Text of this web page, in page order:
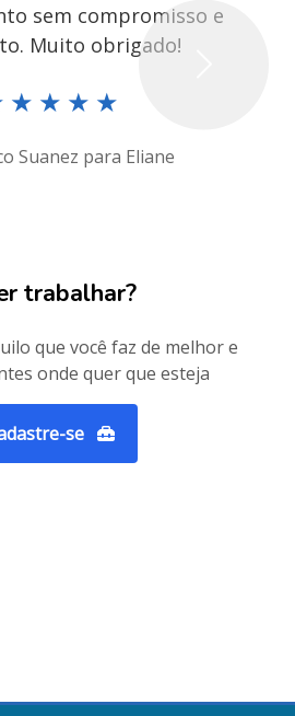
sem compromisso e
Muito obrigado!
★ ★ ★ ★
Suanez para Eliane
trabalhar?
que você faz de melhor e
onde quer que esteja
se